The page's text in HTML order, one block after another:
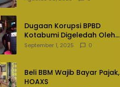
Dugaan Korupsi BPBD
Kotabumi Digeledah Oleh
Tim Penyidik Polres
September 1, 2025 0
Beli BBM Wajib Bayar Pajak,
HOAXS